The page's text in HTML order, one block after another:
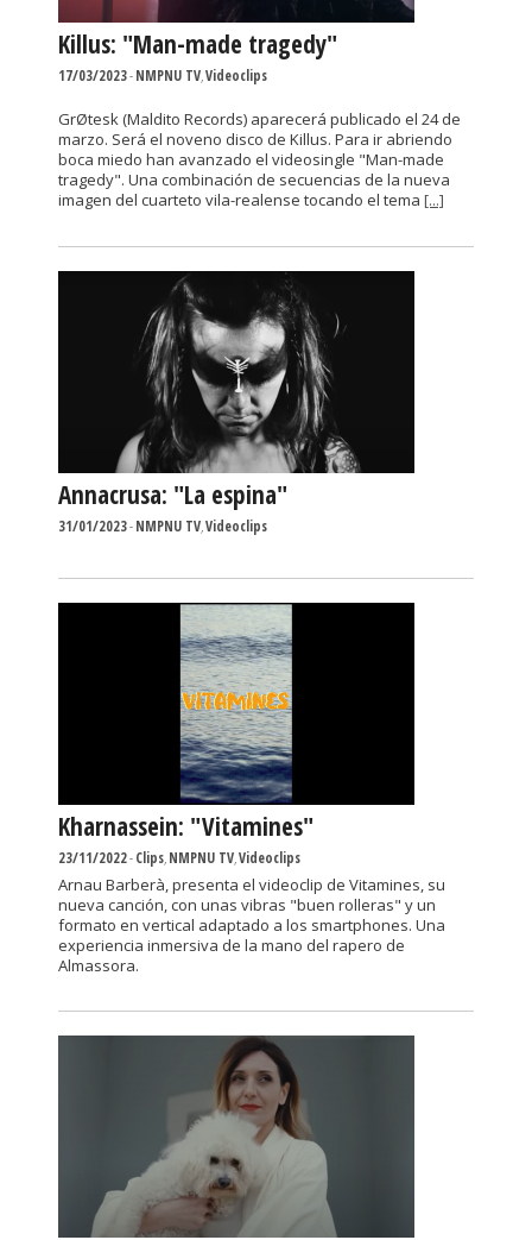
Killus: "Man-made tragedy"
17/03/2023-NMPNU TV,Videoclips
GrØtesk (Maldito Records) aparecerá publicado el 24 de
marzo. Será el noveno disco de Killus. Para ir abriendo
boca miedo han avanzado el videosingle "Man-made
tragedy". Una combinación de secuencias de la nueva
imagen del cuarteto vila-realense tocando el tema [...]
Annacrusa: "La espina"
31/01/2023-NMPNU TV,Videoclips
Kharnassein: "Vitamines"
23/11/2022-Clips,NMPNU TV,Videoclips
Arnau Barberà, presenta el videoclip de Vitamines, su
nueva canción, con unas vibras "buen rolleras" y un
formato en vertical adaptado a los smartphones. Una
experiencia inmersiva de la mano del rapero de
Almassora.